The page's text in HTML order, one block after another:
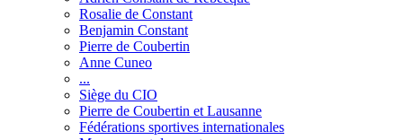
Rosalie de Constant
Benjamin Constant
Pierre de Coubertin
Anne Cuneo
...
Siège du CIO
Pierre de Coubertin et Lausanne
Fédérations sportives internationales